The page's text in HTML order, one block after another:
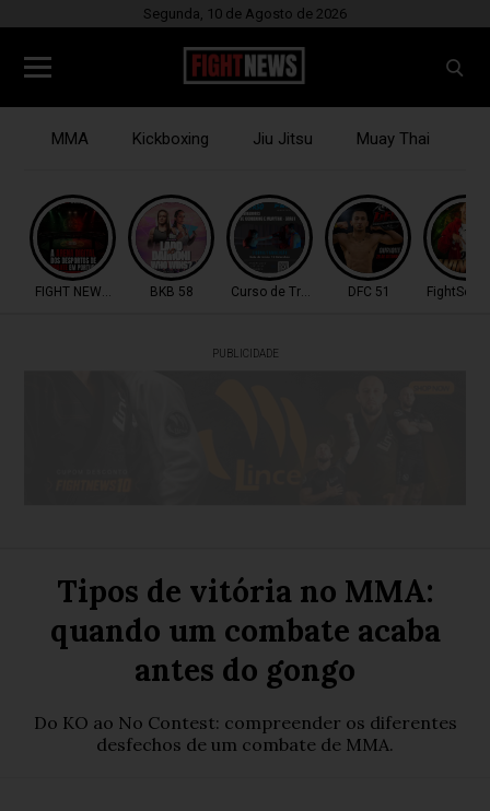
Segunda, 10 de Agosto de 2026
MMA Kickboxing Jiu Jitsu Muay Thai
FIGHT NEWS TV BKB 58 Curso de TreinadoresDFC 51
PUBLICIDADE
Tipos de vitória no MMA:
quando um combate acaba
antes do gongo
Do KO ao No Contest: compreender os diferentes
desfechos de um combate de MMA.